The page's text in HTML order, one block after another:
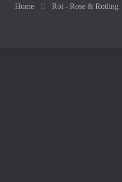
Home Rot - Rose & Rotling